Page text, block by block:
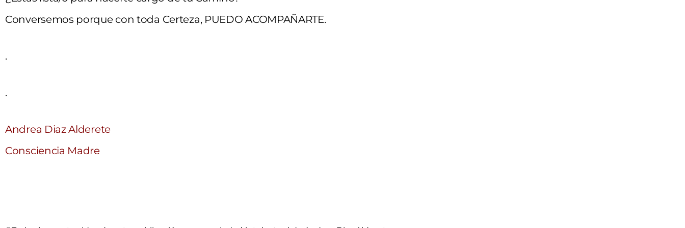
Conversemos porque con toda Certeza, PUEDO ACOMPAÑARTE.
.
.
Andrea Diaz Alderete
Consciencia Madre